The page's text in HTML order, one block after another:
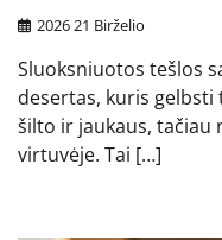
2026 21 Birželio
Sluoksniuotos tešlos
desertas, kuris gelbsti
šilto ir jaukaus, tačiau
virtuvėje. Tai […]